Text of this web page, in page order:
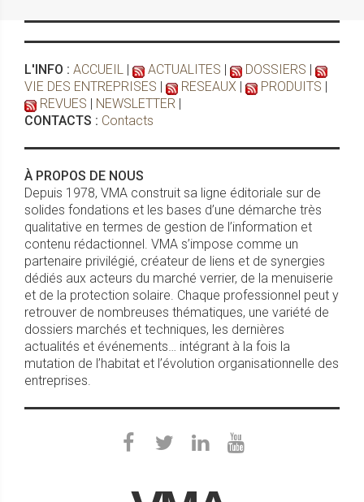
L'INFO : ACCUEIL | ACTUALITES | DOSSIERS |
VIE DES ENTREPRISES | RESEAUX | PRODUITS |
REVUES | NEWSLETTER |
CONTACTS : Contacts
À PROPOS DE NOUS
Depuis 1978, VMA construit sa ligne éditoriale sur de
solides fondations et les bases d’une démarche très
qualitative en termes de gestion de l’information et
contenu rédactionnel. VMA s’impose comme un
partenaire privilégié, créateur de liens et de synergies
dédiés aux acteurs du marché verrier, de la menuiserie
et de la protection solaire. Chaque professionnel peut y
retrouver de nombreuses thématiques, une variété de
dossiers marchés et techniques, les dernières
actualités et événements… intégrant à la fois la
mutation de l’habitat et l’évolution organisationnelle des
entreprises.